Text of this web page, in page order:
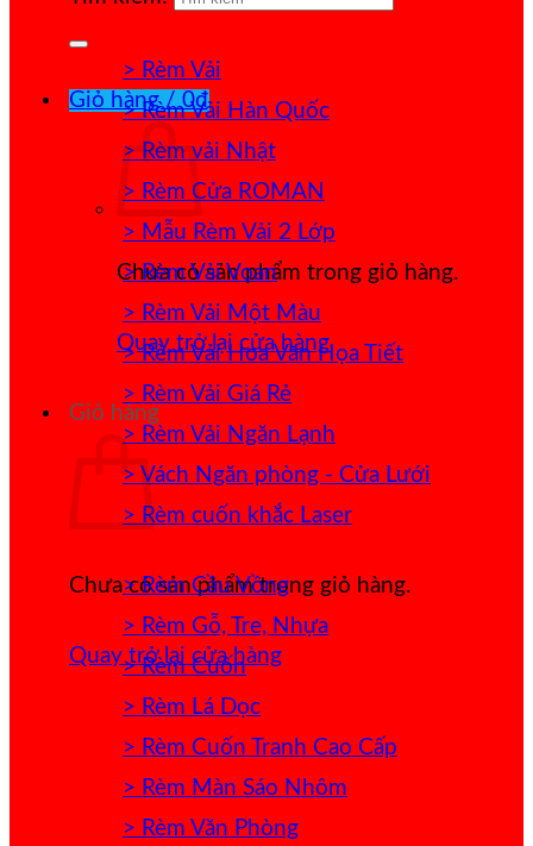
Giỏ hàng /0₫
Chưa có sản phẩm trong giỏ hàng.
Quay trở lại cửa hàng
Giỏ hàng
Chưa có sản phẩm trong giỏ hàng.
Quay trở lại cửa hàng
> Rèm Vải
> Rèm Vải Hàn Quốc
> Rèm vải Nhật
> Rèm Cửa ROMAN
> Mẫu Rèm Vải 2 Lớp
> Rèm Vải Voan
> Rèm Vải Một Màu
> Rèm Vải Hoa Văn Họa Tiết
> Rèm Vải Giá Rẻ
> Rèm Vải Ngăn Lạnh
> Vách Ngăn phòng - Cửa Lưới
> Rèm cuốn khắc Laser
> Rèm Cầu Vồng
> Rèm Gỗ, Tre, Nhựa
> Rèm Cuốn
> Rèm Lá Dọc
> Rèm Cuốn Tranh Cao Cấp
> Rèm Màn Sáo Nhôm
> Rèm Văn Phòng